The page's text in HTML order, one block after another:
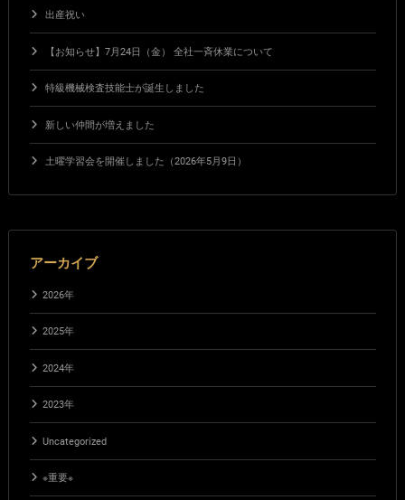
出産祝い
【お知らせ】7月24日（金） 全社一斉休業について
特級機械検査技能士が誕生しました
新しい仲間が増えました
土曜学習会を開催しました（2026年5月9日）
アーカイブ
2026年
2025年
2024年
2023年
Uncategorized
※重要※